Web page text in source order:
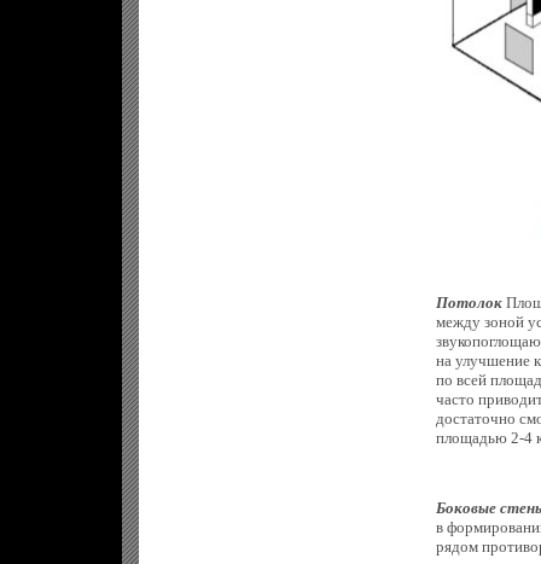
Потолок
между зоной
на улучшение
по всей
часто
достаточно
площадью 2-4
Боковые
в
рядом